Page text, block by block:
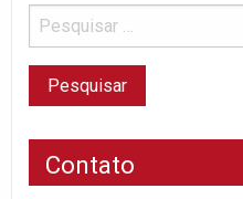
Contato